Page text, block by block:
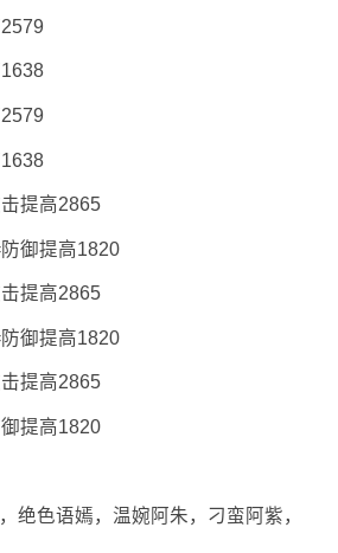
提高2865
御提高1820
提高2865
御提高1820
提高2865
提高1820
绝色语嫣，温婉阿朱，刁蛮阿紫，